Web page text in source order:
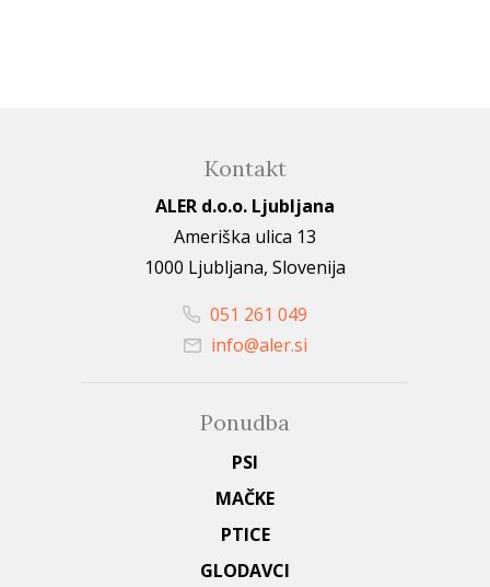
Kontakt
ALER d.o.o. Ljubljana
Ameriška ulica 13
1000 Ljubljana, Slovenija
051 261 049
info@aler.si
Ponudba
PSI
MAČKE
PTICE
GLODAVCI